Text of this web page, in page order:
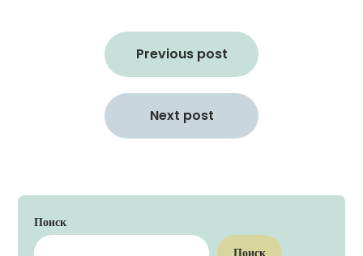
Previous post
Next post
Поиск
Поиск